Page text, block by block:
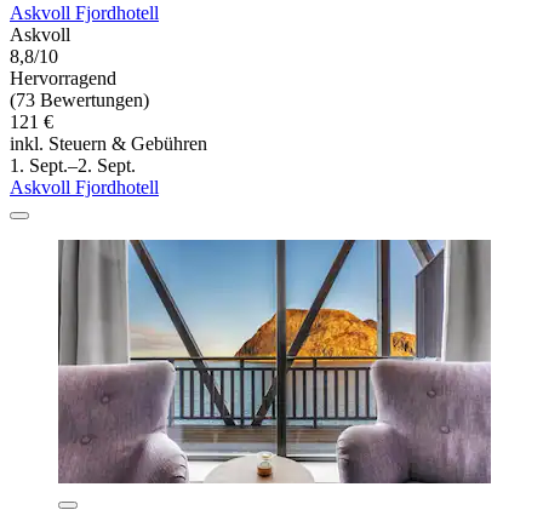
Askvoll Fjordhotell
Askvoll
8,8/10
Hervorragend
(73 Bewertungen)
121 €
inkl. Steuern & Gebühren
1. Sept.–2. Sept.
Askvoll Fjordhotell